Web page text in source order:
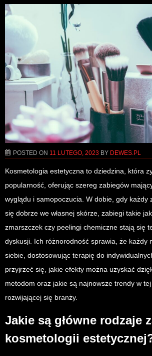
POSTED ON 11 LUTEGO, 2023 BY DEWES.PL
Kosmetologia estetyczna to dziedzina, która
popularność, oferując szereg zabiegów
wyglądu i samopoczucia. W dobie, gdy każdy
się dobrze we własnej skórze, zabiegi takie
zmarszczek czy peelingi chemiczne stają się
dyskusji. Ich różnorodność sprawia, że każdy
siebie, dostosowując terapię do
przyjrzeć się, jakie efekty można uzyskać
metodom oraz jakie są najnowsze trendy w
rozwijającej się branży.
Jakie są główne rodzaje
kosmetologii